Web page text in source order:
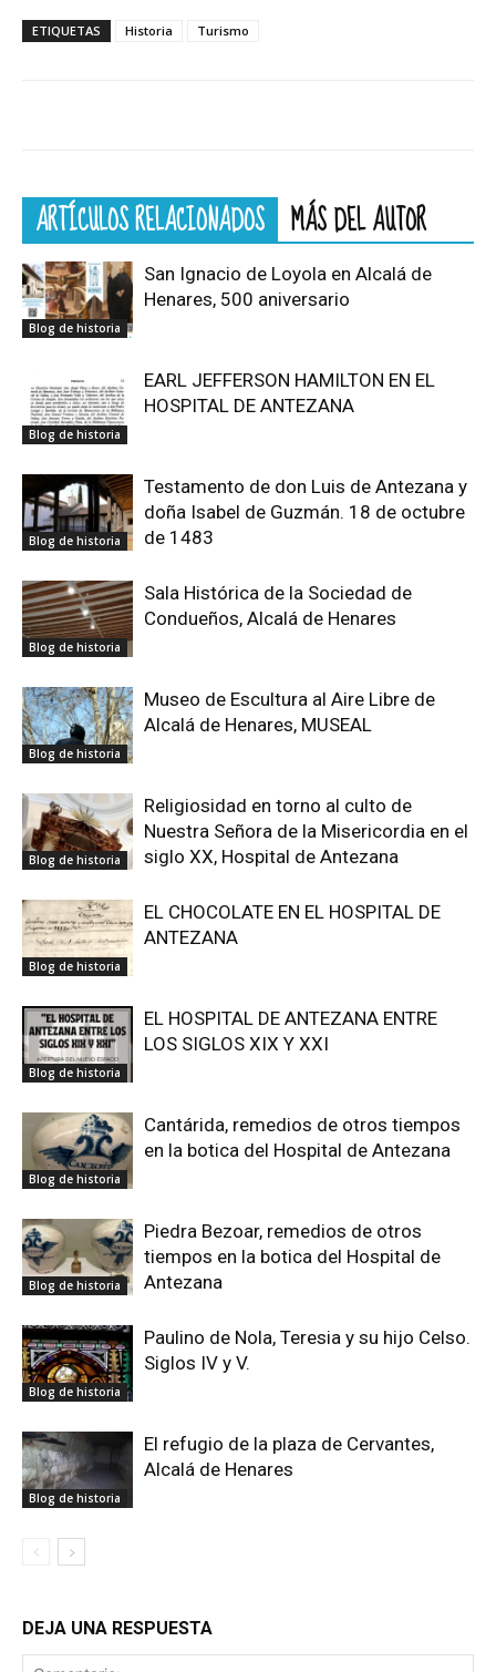
ETIQUETAS Historia Turismo
ARTÍCULOS RELACIONADOS MÁS DEL AUTOR
Blog de historia
San Ignacio de Loyola en Alcalá de
Henares, 500 aniversario
Blog de historia
EARL JEFFERSON HAMILTON EN EL
HOSPITAL DE ANTEZANA
Blog de historia
Testamento de don Luis de Antezana y
doña Isabel de Guzmán. 18 de octubre
de 1483
Blog de historia
Sala Histórica de la Sociedad de
Condueños, Alcalá de Henares
Blog de historia
Museo de Escultura al Aire Libre de
Alcalá de Henares, MUSEAL
Blog de historia
Religiosidad en torno al culto de
Nuestra Señora de la Misericordia en el
siglo XX, Hospital de Antezana
Blog de historia
EL CHOCOLATE EN EL HOSPITAL DE
ANTEZANA
Blog de historia
EL HOSPITAL DE ANTEZANA ENTRE
LOS SIGLOS XIX Y XXI
Blog de historia
Cantárida, remedios de otros tiempos
en la botica del Hospital de Antezana
Blog de historia
Piedra Bezoar, remedios de otros
tiempos en la botica del Hospital de
Antezana
Blog de historia
Paulino de Nola, Teresia y su hijo Celso.
Siglos IV y V.
Blog de historia
El refugio de la plaza de Cervantes,
Alcalá de Henares
DEJA UNA RESPUESTA